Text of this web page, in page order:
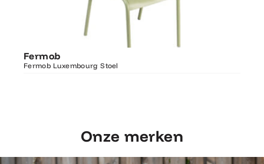
Fermob
Fermob Luxembourg Stoel
Ontdek Fermob
Luxembourg Stoel
Onze merken